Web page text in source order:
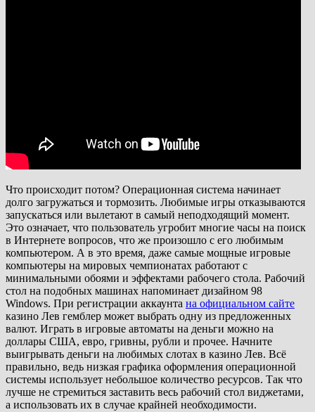
Что происходит потом? Операционная система начинает
долго загружаться и тормозить. Любимые игры отказываются
запускаться или вылетают в самый неподходящий момент.
Это означает, что пользователь угробит многие часы на поиск
в Интернете вопросов, что же произошло с его любимым
компьютером. А в это время, даже самые мощные игровые
компьютеры на мировых чемпионатах работают с
минимальными обоями и эффектами рабочего стола. Рабочий
стол на подобных машинах напоминает дизайном 98
Windows. При регистрации аккаунта на официальном сайте
казино Лев гемблер может выбрать одну из предложенных
валют. Играть в игровые автоматы на деньги можно на
доллары США, евро, гривны, рубли и прочее. Начните
выигрывать деньги на любимых слотах в казино Лев. Всё
правильно, ведь низкая графика оформления операционной
системы использует небольшое количество ресурсов. Так что
лучше не стремиться заставить весь рабочий стол виджетами,
а использовать их в случае крайней необходимости.